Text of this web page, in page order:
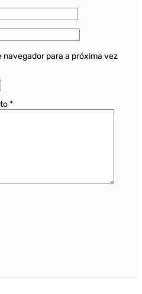
navegador para a próxima vez
*